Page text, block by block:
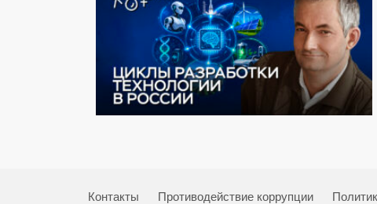
Контакты Противодействие коррупции